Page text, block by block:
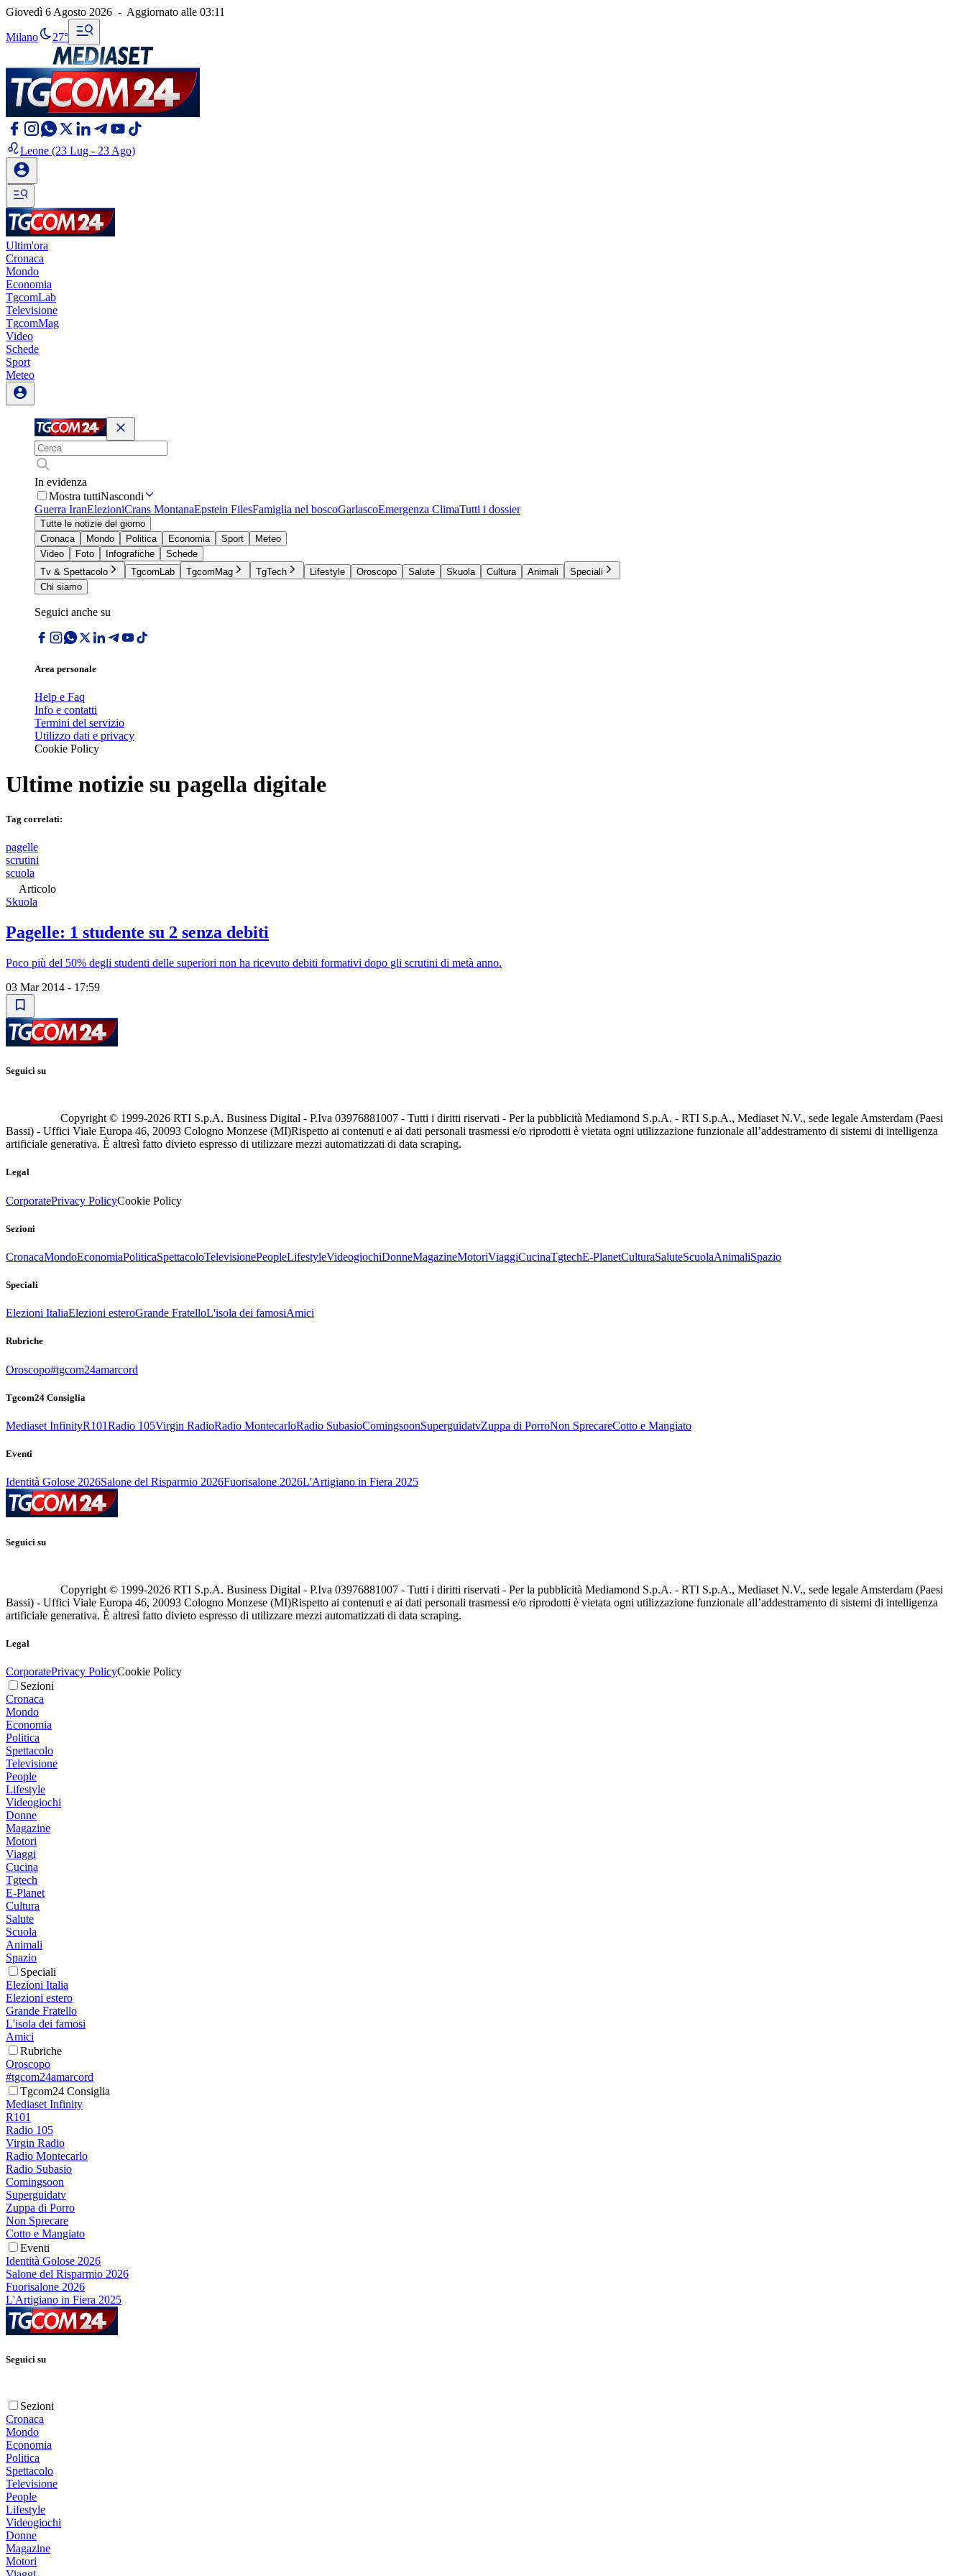
Giovedì 6 Agosto 2026 - Aggiornato alle 03:11
Milano 27°
Leone (23 Lug - 23 Ago)
Ultim'ora
Cronaca
Mondo
Economia
TgcomLab
Televisione
TgcomMag
Video
Schede
Sport
Meteo
In evidenza
Mostra tuttiNascondi
Guerra IranElezioniCrans MontanaEpstein FilesFamiglia nel boscoGarlascoEmergenza ClimaTutti i dossier
Tutte le notizie del giorno
Cronaca
Mondo Politica Economia Sport
Meteo
Video
Foto Infografiche
Schede
Tv & Spettacolo
TgcomLab TgcomMag TgTech Lifestyle Oroscopo Salute Skuola Cultura Animali
Speciali
Chi siamo
Seguici anche su
Area personale
Help e Faq
Info e contatti
Termini del servizio
Utilizzo dati e privacy
Cookie Policy
Ultime notizie su pagella digitale
Tag correlati:
pagelle
scrutini
scuola
Articolo
Skuola
Pagelle: 1 studente su 2 senza debiti
Poco più del 50% degli studenti delle superiori non ha ricevuto debiti formativi dopo gli scrutini di metà anno.
03 Mar 2014 - 17:59
Seguici su
Copyright © 1999-2026 RTI S.p.A. Business Digital - P.Iva 03976881007 - Tutti i diritti riservati - Per la pubblicità Mediamond S.p.A. - RTI S.p.A., Mediaset N.V., sede legale Amsterdam (Paesi
Bassi) - Uffici Viale Europa 46, 20093 Cologno Monzese (MI)Rispetto ai contenuti e ai dati personali trasmessi e/o riprodotti è vietata ogni utilizzazione funzionale all’addestramento di sistemi di intelligenza
artificiale generativa. È altresì fatto divieto espresso di utilizzare mezzi automatizzati di data scraping.
Legal
CorporatePrivacy PolicyCookie Policy
Sezioni
CronacaMondoEconomiaPoliticaSpettacoloTelevisionePeopleLifestyleVideogiochiDonneMagazineMotoriViaggiCucinaTgtechE-PlanetCulturaSaluteScuolaAnimaliSpazio
Speciali
Elezioni ItaliaElezioni esteroGrande FratelloL'isola dei famosiAmici
Rubriche
Oroscopo#tgcom24amarcord
Tgcom24 Consiglia
Mediaset InfinityR101Radio 105Virgin RadioRadio MontecarloRadio SubasioComingsoonSuperguidatvZuppa di PorroNon SprecareCotto e Mangiato
Eventi
Identità Golose 2026Salone del Risparmio 2026Fuorisalone 2026L'Artigiano in Fiera 2025
Seguici su
Copyright © 1999-2026 RTI S.p.A. Business Digital - P.Iva 03976881007 - Tutti i diritti riservati - Per la pubblicità Mediamond S.p.A. - RTI S.p.A., Mediaset N.V., sede legale Amsterdam (Paesi
Bassi) - Uffici Viale Europa 46, 20093 Cologno Monzese (MI)Rispetto ai contenuti e ai dati personali trasmessi e/o riprodotti è vietata ogni utilizzazione funzionale all’addestramento di sistemi di intelligenza
artificiale generativa. È altresì fatto divieto espresso di utilizzare mezzi automatizzati di data scraping.
Legal
CorporatePrivacy PolicyCookie Policy
Sezioni
Cronaca
Mondo
Economia
Politica
Spettacolo
Televisione
People
Lifestyle
Videogiochi
Donne
Magazine
Motori
Viaggi
Cucina
Tgtech
E-Planet
Cultura
Salute
Scuola
Animali
Spazio
Speciali
Elezioni Italia
Elezioni estero
Grande Fratello
L'isola dei famosi
Amici
Rubriche
Oroscopo
#tgcom24amarcord
Tgcom24 Consiglia
Mediaset Infinity
R101
Radio 105
Virgin Radio
Radio Montecarlo
Radio Subasio
Comingsoon
Superguidatv
Zuppa di Porro
Non Sprecare
Cotto e Mangiato
Eventi
Identità Golose 2026
Salone del Risparmio 2026
Fuorisalone 2026
L'Artigiano in Fiera 2025
Seguici su
Sezioni
Cronaca
Mondo
Economia
Politica
Spettacolo
Televisione
People
Lifestyle
Videogiochi
Donne
Magazine
Motori